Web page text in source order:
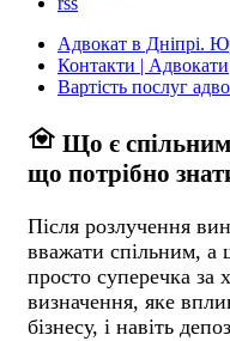
Адвокат в Дніпрі.
Контакти | Адвокати
Вартість послуг
family_home Що є
що потрібно
Після розлучення
вважати спільним,
просто суперечка
визначення, яке
бізнесу, і навіть